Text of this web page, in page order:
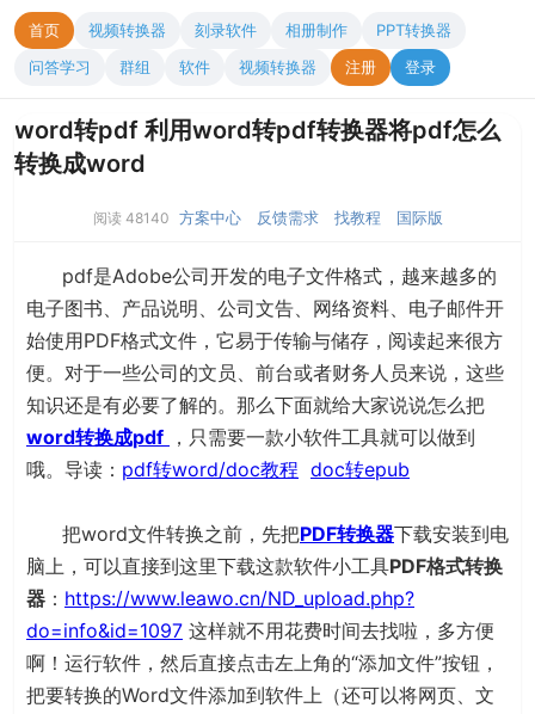
首页 视频转换器 刻录软件 相册制作
PPT转换器
问答学习
群组 软件 视频转换器 注册 登录
word转pdf 利用word转pdf转换器将pdf怎么
转换成word
阅读 48140 方案中心 反馈需求 找教程 国际版
pdf是Adobe公司开发的电子文件格式，越来越多的
电子图书、产品说明、公司文告、网络资料、电子邮件开
始使用PDF格式文件，它易于传输与储存，阅读起来很方
便。对于一些公司的文员、前台或者财务人员来说，这些
知识还是有必要了解的。那么下面就给大家说说怎么把
word转换成pdf ，只需要一款小软件工具就可以做到
哦。导读： pdf转word/doc教程 doc转epub
把word文件转换之前，先把PDF转换器下载安装到电
脑上，可以直接到这里下载这款软件小工具PDF格式转换
器 ： https://www.leawo.cn/ND_upload.php?
do=info&id=1097 这样就不用花费时间去找啦，多方便
啊！运行软件，然后直接点击左上角的“添加文件”按钮，
把要转换的Word文件添加到软件上（还可以将网页、文